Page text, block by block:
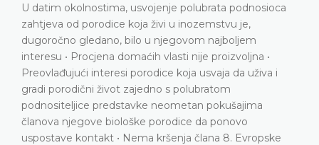
datim okolnostima, usvojenje polubrata podnosioca
od porodice koja živi u inozemstvu je,
gledano, bilo u njegovom najboljem
• Procjena domaćih vlasti nije proizvoljna •
interesi porodice koja usvaja da uživa i
porodični život zajedno s polubratom
predstavke neometan pokušajima
njegove biološke porodice da ponovo
kontakt • Nema kršenja člana 8. Evropske